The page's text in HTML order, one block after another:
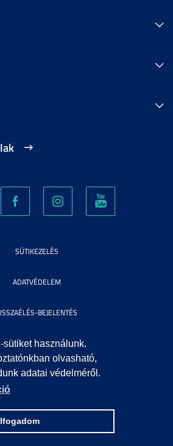
használunk.
olvasható,
adatai védelméről.
SÜTIKEZELÉS
ADATVÉDELEM
BEJELENTÉS
KÖZÉRDEKŰ ADATOK
IMPRESSZUM